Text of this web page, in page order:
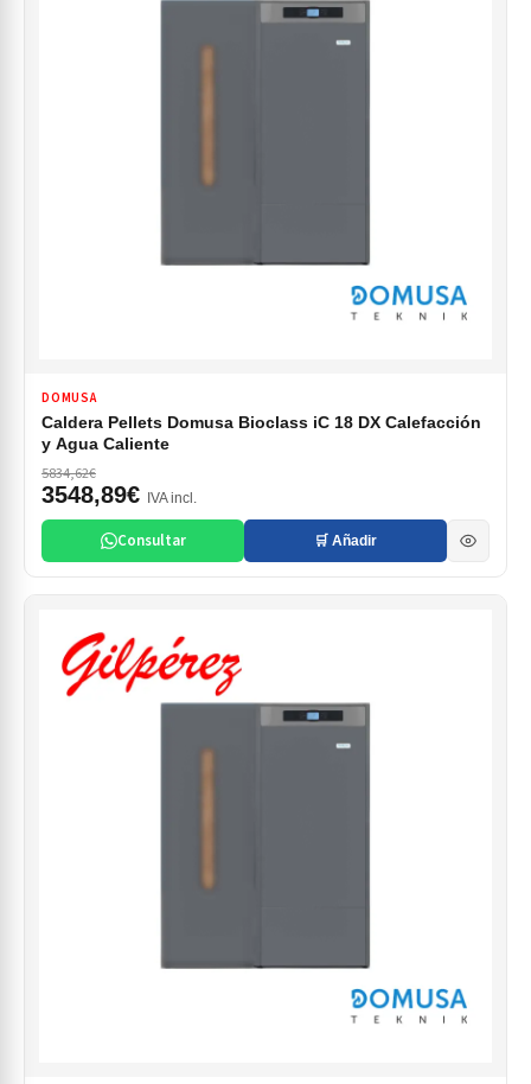
DOMUSA
Caldera Pellets Domusa Bioclass iC 18 DX Calefacción
y Agua Caliente
5834,62€
3548,89€ IVA incl.
Consultar 🛒 Añadir